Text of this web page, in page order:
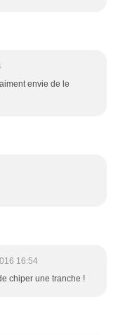
envie de le
16:54
chiper une tranche !